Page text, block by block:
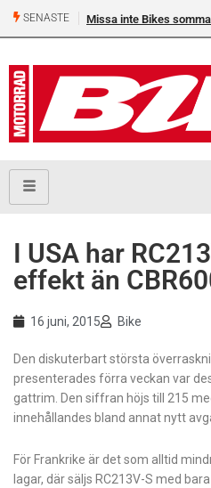
SENASTE Missa inte Bikes
I USA har
effekt än
16 juni, 2015 Bike
Den diskuterbart största
presenterades förra veckan var
gattrim. Den siffran höjs till 215
innehållandes bland annat nytt
För Frankrike är det som alltid
lagar, där säljs RC213V-S med